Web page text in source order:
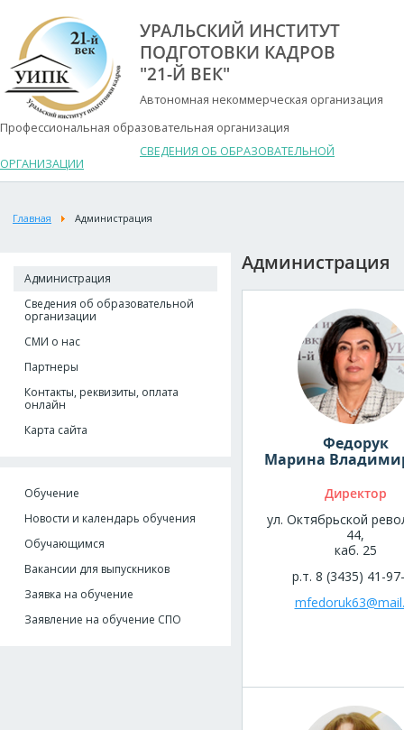
УРАЛЬСКИЙ ИНСТИТУТ
ПОДГОТОВКИ КАДРОВ
"21-Й ВЕК"
Автономная некоммерческая организация
Профессиональная образовательная организация
СВЕДЕНИЯ ОБ ОБРАЗОВАТЕЛЬНОЙ
ОРГАНИЗАЦИИ
Главная Администрация
Администрация
Сведения об образовательной
организации
СМИ о нас
Партнеры
Контакты, реквизиты, оплата
онлайн
Карта сайта
Обучение
Новости и календарь обучения
Обучающимся
Вакансии для выпускников
Заявка на обучение
Заявление на обучение СПО
Администрация
Федорук
Марина
Директор
ул. Октябрьской
44,
каб. 25
р.т. 8 (3435) 41-